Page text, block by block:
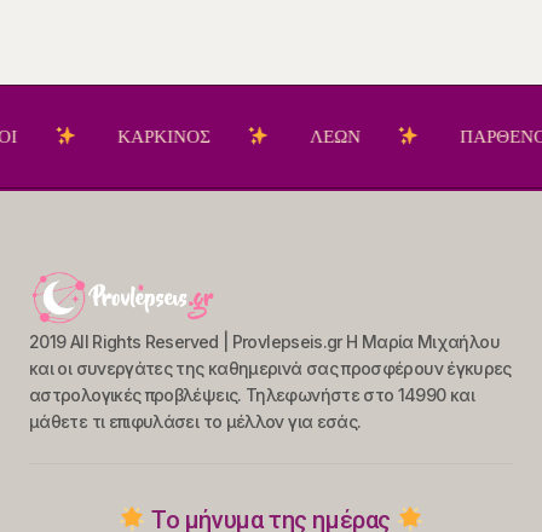
ΚΑΡΚΙΝΟΣ ΛΕΩΝ ΠΑΡΘΕΝΟΣ
2019 All Rights Reserved | Provlepseis.gr Η Μαρία Μιχαήλου
και οι συνεργάτες της καθημερινά σας προσφέρουν έγκυρες
αστρολογικές προβλέψεις. Τηλεφωνήστε στο 14990 και
μάθετε τι επιφυλάσει το μέλλον για εσάς.
Το μήνυμα της ημέρας